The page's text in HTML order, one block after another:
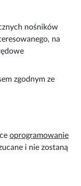
nośników
na
zgodnym ze
oprogramowanie
i nie zostaną